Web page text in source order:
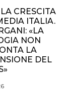
CRESCITA
ITALIA.
«LA
NON
LA
DEL